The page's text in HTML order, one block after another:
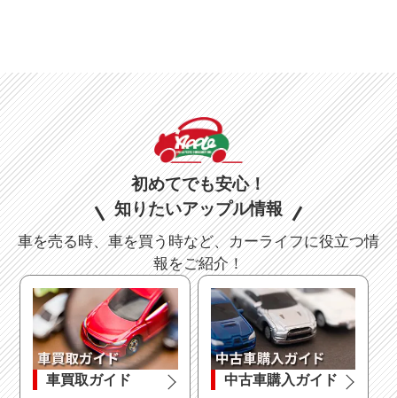
初めてでも安心！
知りたいアップル情報
車を売る時、車を買う時など、カーライフに役立つ情
報をご紹介！
車買取ガイド 中古車購入ガイド